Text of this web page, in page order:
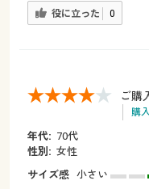
役に立った 0
ご購
購
年代: 70代
性別: 女性
サイズ感 小さい